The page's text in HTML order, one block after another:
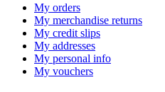
My orders
My merchandise returns
My credit slips
My addresses
My personal info
My vouchers